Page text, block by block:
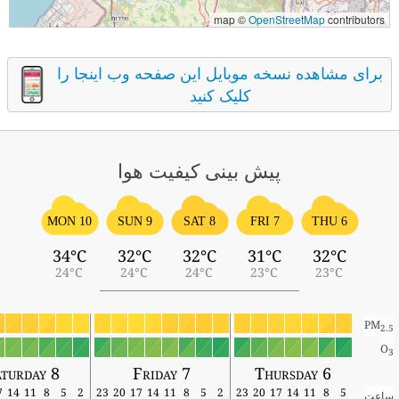
map ©OpenStreetMapcontributors
برای مشاهده نسخه موبایل این صفحه وب اینجا را
کلیک کنید
پیش بینی کیفیت هوا
THU 6
32°C
23°C
FRI 7
31°C
23°C
SAT 8
32°C
24°C
SUN 9
32°C
24°C
MON 10
34°C
24°C
PM2.5
O
Thursday 6
Friday 7
8
ساعت 5
8
11
14
17
20
23
2
5
8
11
14
17
20
23
2
5
8
11
14